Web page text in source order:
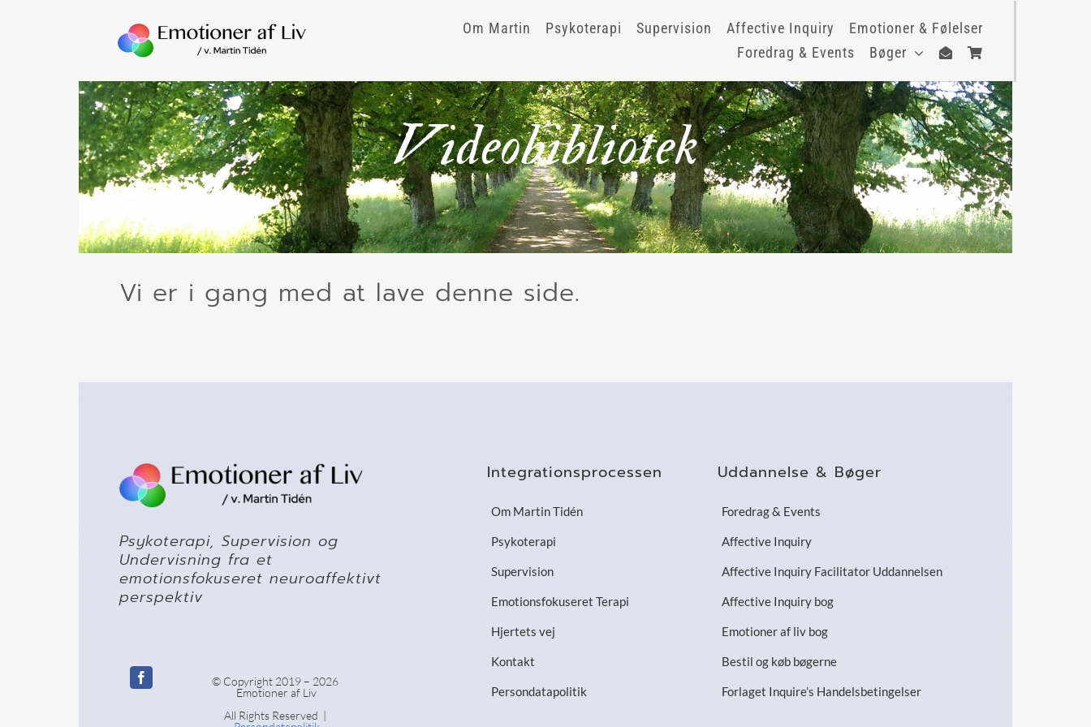
Om Martin Psykoterapi Supervision Affective Inquiry
Emotioner & Følelser
Foredrag & Events
Bøger
Videobibliotek
Vi er i gang med at lave denne side.
Psykoterapi, Supervision og
Undervisning fra et
emotionsfokuseret neuroaffektivt
perspektiv
© Copyright 2019 – 2026
Emotioner af Liv
All Rights Reserved |
Integrationsprocessen
Om Martin Tidén
Psykoterapi
Supervision
Emotionsfokuseret Terapi
Hjertets vej
Kontakt
Persondatapolitik
Uddannelse & Bøger
Foredrag & Events
Affective Inquiry
Affective Inquiry Facilitator Uddannelsen
Affective Inquiry bog
Emotioner af liv bog
Bestil og køb bøgerne
Forlaget Inquire’s Handelsbetingelser